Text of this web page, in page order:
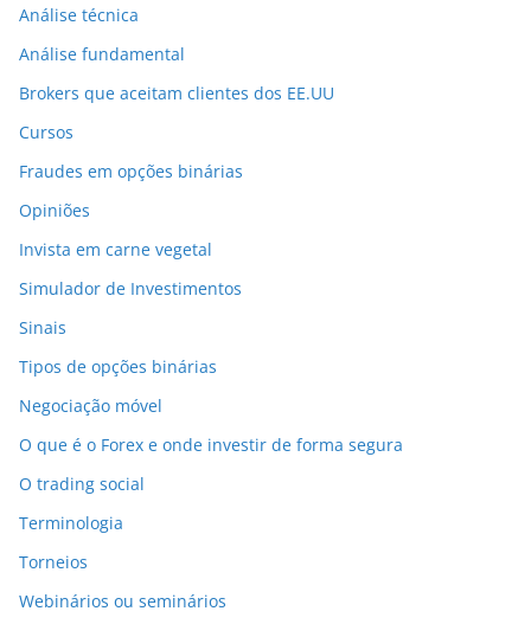
Análise técnica
Análise fundamental
Brokers que aceitam clientes dos EE.UU
Cursos
Fraudes em opções binárias
Opiniões
Invista em carne vegetal
Simulador de Investimentos
Sinais
Tipos de opções binárias
Negociação móvel
O que é o Forex e onde investir de forma segura
O trading social
Terminologia
Torneios
Webinários ou seminários